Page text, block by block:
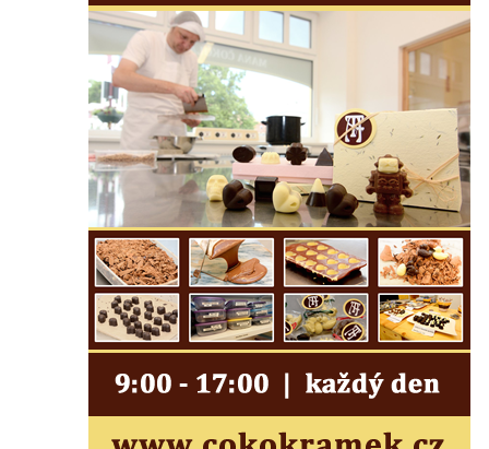
Kovanicích
Pomník obětem válek v Kněževsi
Pamětní deska Rudé armádě na radnici v
Trutnově
Pomník obětem koncentračního tábora na
hřbitově v Rychnově u Jablonce nad Nisou
Pomník pracovního nasazení vězňů
koncentračního tábora v Tovární ulici v
Rychnově u Jablonce nad Nisou
Kenotaf Alfreda Langa na hřbitově v Krásné
u Pěnčína
Krásné u Pěnčína